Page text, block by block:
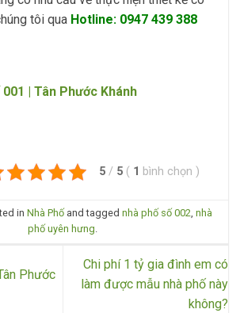
tôi qua Hotline: 0947 439 388
001 | Tân Phước Khánh
5 / 5 ( 1 bình chọn )
in Nhà Phốand tagged nhà phố số 002, nhà
phố uyên hưng.
Phước
Chi phí 1 tỷ gia đình em có
làm được mẫu nhà phố này
không?